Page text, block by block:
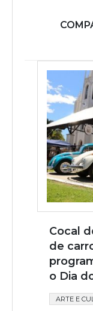
Cocal
de
o Dia
ARTE E